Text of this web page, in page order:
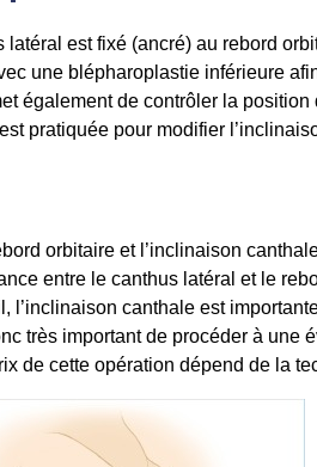
est fixé (ancré) au rebord
une blépharoplastie inférieure
également de contrôler la
pratiquée pour modifier
orbitaire et l’inclinaison
entre le canthus latéral et le
canthale est
très important de procéder à une
de cette opération dépend de la